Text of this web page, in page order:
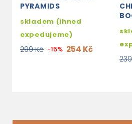
PYRAMIDS
skladem (ihned
expedujeme)
299 Kč -15% 254 Kč